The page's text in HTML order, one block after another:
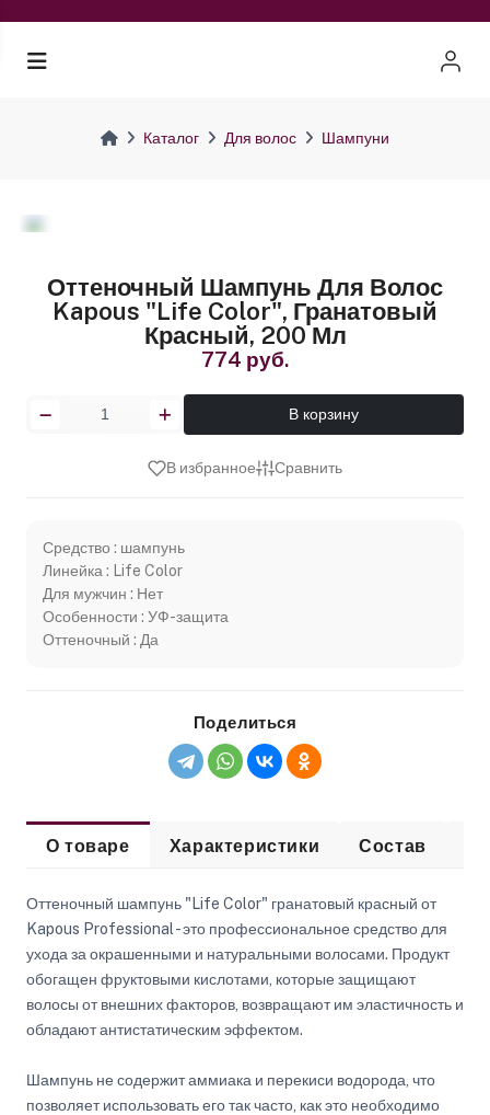
Каталог Для волос Шампуни
Оттеночный Шампунь Для Волос
Kapous "Life Color", Гранатовый
Красный, 200 Мл
774 руб.
В корзину
В избранное Сравнить
Средство : шампунь
Линейка : Life Color
Для мужчин : Нет
Особенности : УФ-защита
Оттеночный : Да
Поделиться
О товаре Характеристики Состав
Оттеночный шампунь "Life Color" гранатовый красный от
Kapous Professional - это профессиональное средство для
ухода за окрашенными и натуральными волосами. Продукт
обогащен фруктовыми кислотами, которые защищают
волосы от внешних факторов, возвращают им эластичность и
обладают антистатическим эффектом.
Шампунь не содержит аммиака и перекиси водорода, что
позволяет использовать его так часто, как это необходимо